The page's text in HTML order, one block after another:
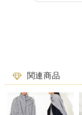
関連商品